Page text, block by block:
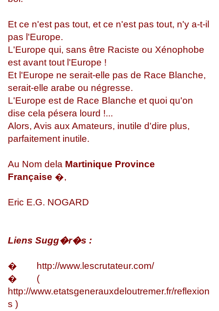
Et ce n'est pas tout, et ce n'est pas tout, n'y a-t-il
pas l'Europe.
L'Europe qui, sans être Raciste ou Xénophobe
est avant tout l'Europe !
Et l'Europe ne serait-elle pas de Race Blanche,
serait-elle arabe ou négresse.
L'Europe est de Race Blanche et quoi qu'on
dise cela pésera lourd !...
Alors, Avis aux Amateurs, inutile d'dire plus,
parfaitement inutile.
Au Nom dela Martinique Province
Française �,
Eric E.G. NOGARD
Liens Sugg�r�s :
�
http://www.lescrutateur.com/
� (
http://www.etatsgenerauxdeloutremer.fr/reflexion
s )